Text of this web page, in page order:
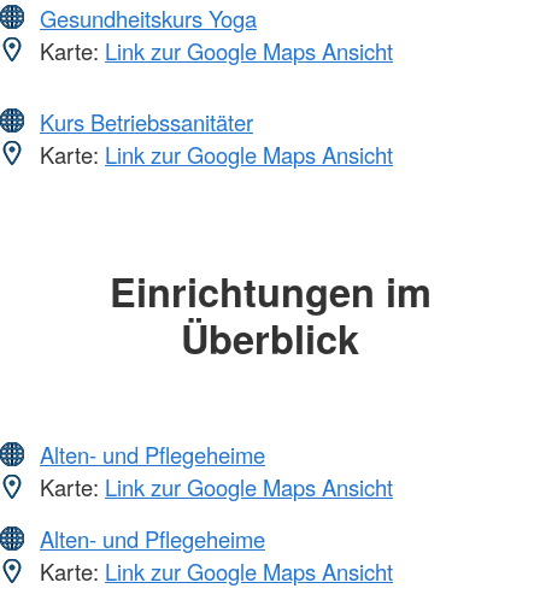
Gesundheitskurs Yoga
Karte: Link zur Google Maps Ansicht
Kurs Betriebssanitäter
Karte: Link zur Google Maps Ansicht
Einrichtungen im
Überblick
Alten- und Pflegeheime
Karte: Link zur Google Maps Ansicht
Alten- und Pflegeheime
Karte: Link zur Google Maps Ansicht